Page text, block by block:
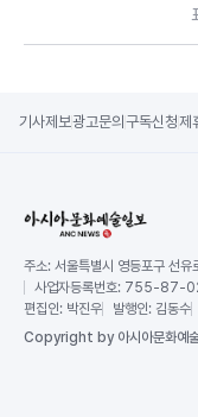
기사제보광고문의 구독신청제
주소: 서울특별시 영등포구 선
사업자등록번호: 755-87-
편집인: 박진우 발행인: 김동수
Copyright by 아시아문화예